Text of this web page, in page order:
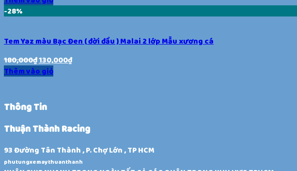
-28%
Tem Yaz màu Bạc Đen ( đời đầu ) Malai 2 lớp Mẫu xương cá
180,000₫130,000₫
Thêm vào giỏ
Thông Tin
Thuận Thành Racing
93 Đường Tân Thành , P. Chợ Lớn , TP HCM
phutungxemaythuanthanh